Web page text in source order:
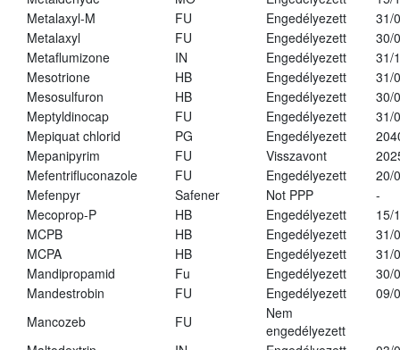
Metalaxyl-M
FU Engedélyezett
31/
Metalaxyl
FU Engedélyezett
30/
Metaflumizone
IN Engedélyezett
31/
Mesotrione
HB Engedélyezett
31/
Mesosulfuron
HB Engedélyezett
30/
Meptyldinocap
FU Engedélyezett
31/
Mepiquat chlorid
PG Engedélyezett
Mepanipyrim
FU Visszavont
Mefentrifluconazole
FU Engedélyezett
20/
Mefenpyr
Safener Not PPP
-
Mecoprop-P
HB Engedélyezett
15/
MCPB
HB Engedélyezett
31/
MCPA
HB Engedélyezett
31/
Mandipropamid
Fu Engedélyezett
30/
Mandestrobin
FU Engedélyezett
09/
Mancozeb
FU
Nem
engedélyezett